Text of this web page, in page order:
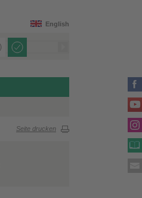
English
Seite drucken